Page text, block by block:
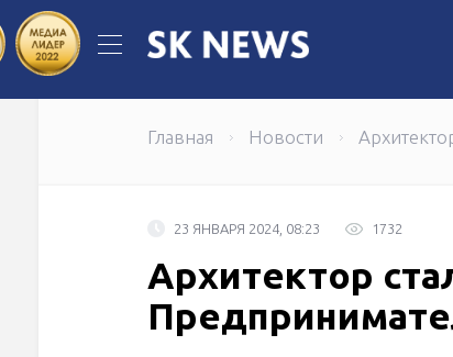
КазТрансОйл: новое назначение
Главная Новости
23 ЯНВАРЯ 2024, 08:23 1732
Архитектор